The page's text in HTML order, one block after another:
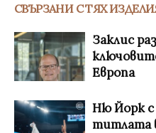
СВЪРЗАНИ С ТЯХ
Заклис
Европа
Ню Йорк с
титлата